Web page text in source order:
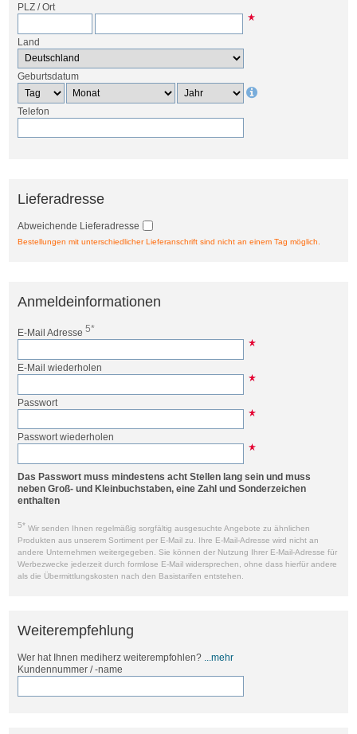
PLZ/Ort
Land
Geburtsdatum
Telefon
Lieferadresse
Abweichende Lieferadresse
Bestellungen mit unterschiedlicher Lieferanschrift sind nicht an einem Tag möglich.
Anmeldeinformationen
E-Mail Adresse 5*
E-Mail wiederholen
Passwort
Passwort wiederholen
Das Passwort muss mindestens acht Stellen lang sein und muss
neben Groß- und Kleinbuchstaben, eine Zahl und Sonderzeichen
enthalten
5* Wir senden Ihnen regelmäßig sorgfältig ausgesuchte Angebote zu ähnlichen
Produkten aus unserem Sortiment per E-Mail zu. Ihre E-Mail-Adresse wird nicht an
andere Unternehmen weitergegeben. Sie können der Nutzung Ihrer E-Mail-Adresse für
Werbezwecke jederzeit durch formlose E-Mail widersprechen, ohne dass hierfür andere
als die Übermittlungskosten nach den Basistarifen entstehen.
Weiterempfehlung
Wer hat Ihnen mediherz weiterempfohlen? ...mehr
Kundennummer / -name